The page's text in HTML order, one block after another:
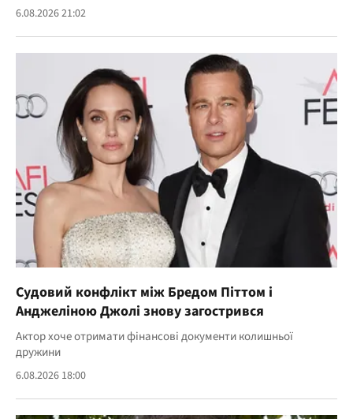
6.08.2026 21:02
Судовий конфлікт між Бредом Піттом і
Анджеліною Джолі знову загострився
Актор хоче отримати фінансові документи колишньої
дружини
6.08.2026 18:00